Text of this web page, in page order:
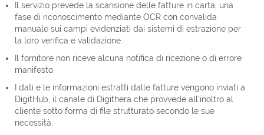
Il servizio prevede la scansione delle fatture in carta, una
fase di riconoscimento mediante OCR con convalida
manuale sui campi evidenziati dai sistemi di estrazione per
la loro verifica e validazione.
Il fornitore non riceve alcuna notifica di ricezione o di errore
manifesto.
I dati e le informazioni estratti dalle fatture vengono inviati a
DigitHub, il canale di Digithera che provvede all’inoltro al
cliente sotto forma di file strutturato secondo le sue
necessità.